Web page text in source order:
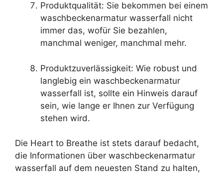
Produktqualität: Sie bekommen bei einem
waschbeckenarmatur wasserfall nicht
immer das, wofür Sie bezahlen,
manchmal weniger, manchmal mehr.
Produktzuverlässigkeit: Wie robust und
langlebig ein waschbeckenarmatur
wasserfall ist, sollte ein Hinweis darauf
sein, wie lange er Ihnen zur Verfügung
stehen wird.
Die Heart to Breathe ist stets darauf bedacht,
die Informationen über waschbeckenarmatur
wasserfall auf dem neuesten Stand zu halten,